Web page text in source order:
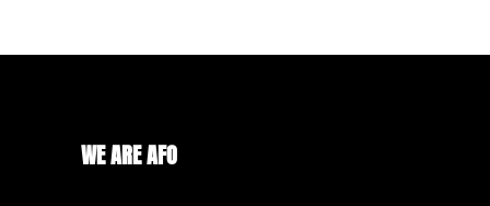
WE ARE AFO